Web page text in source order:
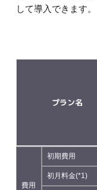
して導入できます。
プラン名
費用
初期費用
初月料金(*1)